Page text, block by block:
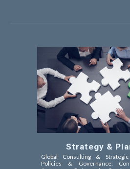
Strategy &
Global Consulting &
Policies & Governance,